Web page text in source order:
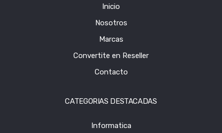
Inicio
Nosotros
Marcas
Convertite en Reseller
Contacto
CATEGORIAS DESTACADAS
Informatica